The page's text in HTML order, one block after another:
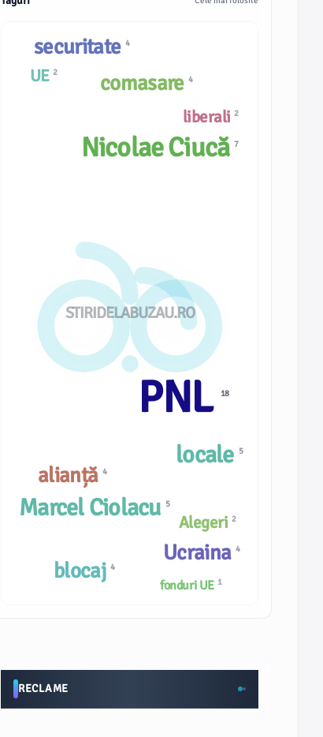
STIRIDELABUZAU.RO
alianță 4
Nicolae Ciucă7
fonduri UE 1
locale 5
liberali 2
Marcel Ciolacu 5
comasare 4
Ucraina 4
PNL 18
Alegeri 2
blocaj4
securitate 4
UE 2
RECLAME